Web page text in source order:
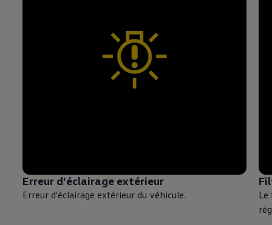
Erreur d'éclairage extérieur
Erreur d'éclairage extérieur du véhicule.
Le